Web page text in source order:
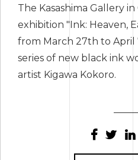
The Kasashima Gallery
exhibition "Ink: Heaven,
from March 27th to April
series of new black ink
artist Kigawa Kokoro.